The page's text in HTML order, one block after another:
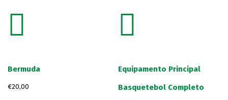
Bermuda
€20,00
Equipamento Principal
Basquetebol Completo